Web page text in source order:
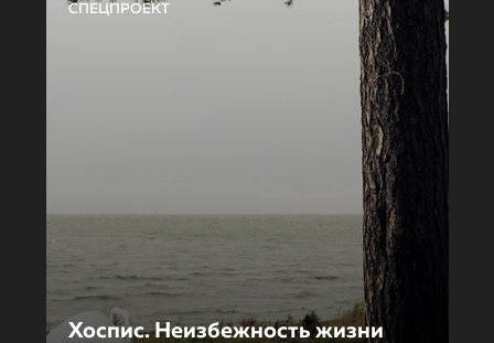
СПЕЦПРОЕКТ
Хоспис. Неизбежность жизни